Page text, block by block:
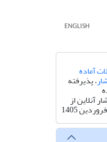
ENGLISH
آماده
، پذیرفته
آنلاین از